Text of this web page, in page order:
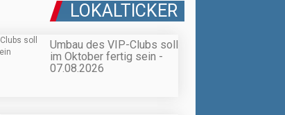
LOKALTICKER
Umbau des VIP-Clubs soll
im Oktober fertig sein -
07.08.2026